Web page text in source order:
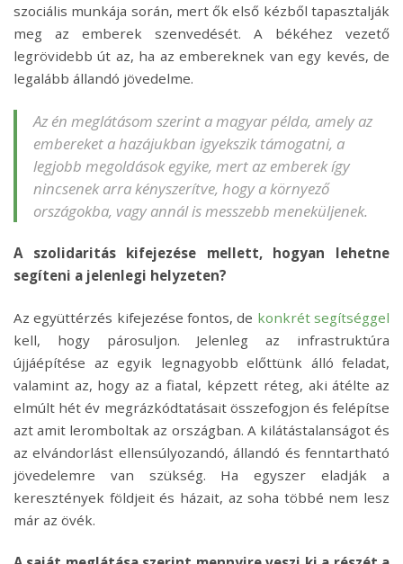
szociális munkája során, mert ők első kézből tapasztalják
meg az emberek szenvedését. A békéhez vezető
legrövidebb út az, ha az embereknek van egy kevés, de
legalább állandó jövedelme.
Az én meglátásom szerint a magyar példa, amely az
embereket a hazájukban igyekszik támogatni, a
legjobb megoldások egyike, mert az emberek így
nincsenek arra kényszerítve, hogy a környező
országokba, vagy annál is messzebb meneküljenek.
A szolidaritás kifejezése mellett, hogyan lehetne
segíteni a jelenlegi helyzeten?
Az együttérzés kifejezése fontos, de konkrét segítséggel
kell, hogy párosuljon. Jelenleg az infrastruktúra
újjáépítése az egyik legnagyobb előttünk álló feladat,
valamint az, hogy az a fiatal, képzett réteg, aki átélte az
elmúlt hét év megrázkódtatásait összefogjon és felépítse
azt amit leromboltak az országban. A kilátástalanságot és
az elvándorlást ellensúlyozandó, állandó és fenntartható
jövedelemre van szükség. Ha egyszer eladják a
keresztények földjeit és házait, az soha többé nem lesz
már az övék.